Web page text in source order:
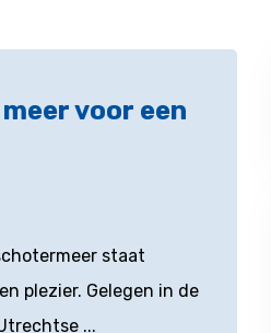
voor een
staat
plezier. Gelegen in de
...